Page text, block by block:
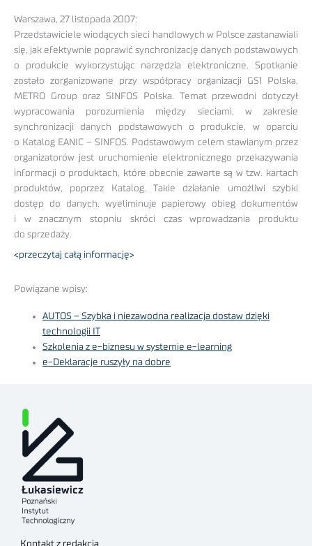
Warszawa, 27 listopada 2007:
Przedstawiciele wiodących sieci handlowych w Polsce zastanawiali
się, jak efektywnie poprawić synchronizację danych podstawowych
o produkcie wykorzystując narzędzia elektroniczne. Spotkanie
zostało zorganizowane przy współpracy organizacji GS1 Polska,
METRO Group oraz SINFOS Polska. Temat przewodni dotyczył
wypracowania porozumienia między sieciami, w zakresie
synchronizacji danych podstawowych o produkcie, w oparciu
o Katalog EANIC – SINFOS. Podstawowym celem stawianym przez
organizatorów jest uruchomienie elektronicznego przekazywania
informacji o produktach, które obecnie zawarte są w tzw. kartach
produktów, poprzez Katalog. Takie działanie umożliwi szybki
dostęp do danych, wyeliminuje papierowy obieg dokumentów
i w znacznym stopniu skróci czas wprowadzania produktu
do sprzedaży.
<przeczytaj całą informację>
Powiązane wpisy:
AUTOS – Szybka i niezawodna realizacja dostaw dzięki
technologii IT
Szkolenia z e-biznesu w systemie e-learning
e-Deklaracje ruszyły na dobre